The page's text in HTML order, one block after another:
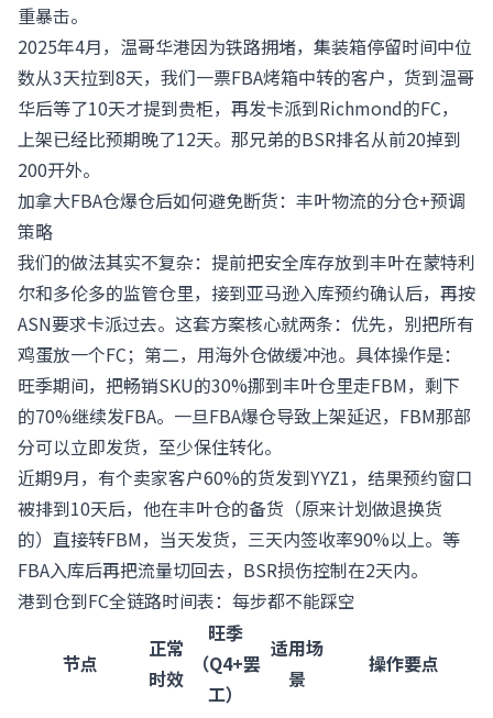
重暴击。
2025年4月，温哥华港因为铁路拥堵，集装箱停留时间中位
数从3天拉到8天，我们一票FBA烤箱中转的客户，货到温哥
华后等了10天才提到贵柜，再发卡派到Richmond的FC，
上架已经比预期晚了12天。那兄弟的BSR排名从前20掉到
200开外。
加拿大FBA仓爆仓后如何避免断货：丰叶物流的分仓+预调
策略
我们的做法其实不复杂：提前把安全库存放到丰叶在蒙特利
尔和多伦多的监管仓里，接到亚马逊入库预约确认后，再按
ASN要求卡派过去。这套方案核心就两条：优先，别把所有
鸡蛋放一个FC；第二，用海外仓做缓冲池。具体操作是：
旺季期间，把畅销SKU的30%挪到丰叶仓里走FBM，剩下
的70%继续发FBA。一旦FBA爆仓导致上架延迟，FBM那部
分可以立即发货，至少保住转化。
近期9月，有个卖家客户60%的货发到YYZ1，结果预约窗口
被排到10天后，他在丰叶仓的备货（原来计划做退换货
的）直接转FBM，当天发货，三天内签收率90%以上。等
FBA入库后再把流量切回去，BSR损伤控制在2天内。
港到仓到FC全链路时间表：每步都不能踩空
节点
正常
时效
旺季
（Q4+罢
工）
适用场
景
操作要点